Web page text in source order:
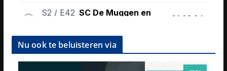
Nu ook te beluisteren via